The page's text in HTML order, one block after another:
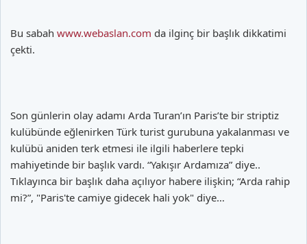
Bu sabah www.webaslan.com da ilginç bir başlık dikkatimi
çekti.
Son günlerin olay adamı Arda Turan’ın Paris’te bir striptiz
kulübünde eğlenirken Türk turist gurubuna yakalanması ve
kulübü aniden terk etmesi ile ilgili haberlere tepki
mahiyetinde bir başlık vardı. “Yakışır Ardamıza” diye..
Tıklayınca bir başlık daha açılıyor habere ilişkin; “Arda rahip
mi?”, "Paris'te camiye gidecek hali yok" diye…